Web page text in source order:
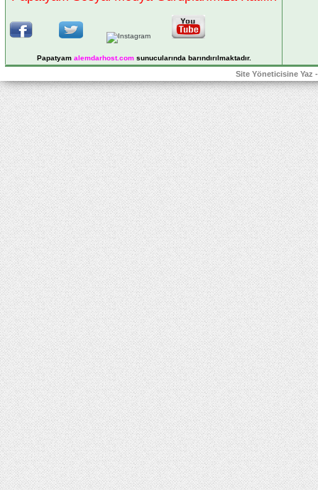
Papatyam alemdarhost.comsunucularında barındırılmaktadır.
Site Yöneticisine Yaz